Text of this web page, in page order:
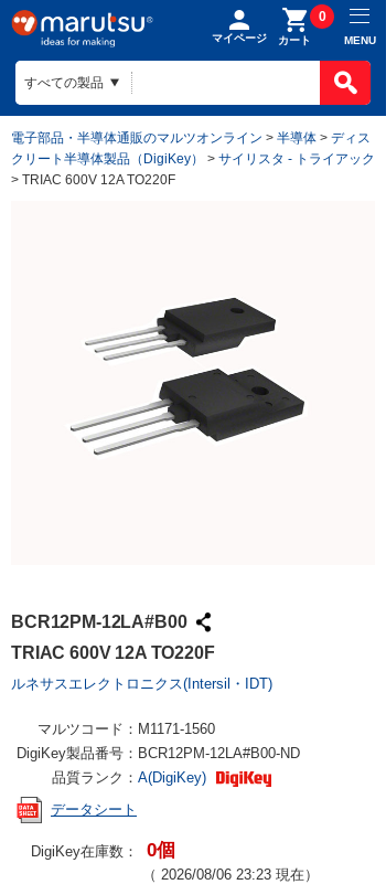
マイページ カート
0
MENU
電子部品・半導体通販のマルツオンライン > 半導体 > ディス
クリート半導体製品（DigiKey）
> サイリスタ - トライアック
> TRIAC 600V 12A TO220F
BCR12PM-12LA#B00
TRIAC 600V 12A TO220F
ルネサスエレクトロニクス(Intersil・IDT)
マルツコード： M1171-1560
DigiKey製品番号： BCR12PM-12LA#B00-ND
品質ランク： A(DigiKey)
データシート
DigiKey在庫数： 0個
（ 2026/08/06 23:23 現在）